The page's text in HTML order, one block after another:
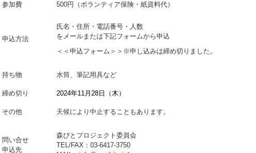
参加費 500円（ボランティア保険・紙資料代）
申込方法
氏名・住所・電話番号・人数
をメールまたは下記フォームから申込
＜＜申込フォーム＞＞※申し込みは締め切りました。
持ち物 水筒、筆記用具など
締め切り 2024年11月28日（木）
その他 天候により中止することもあります。
問い合せ
申込先
森びとプロジェクト委員会
TEL/FAX：03-6417-3750